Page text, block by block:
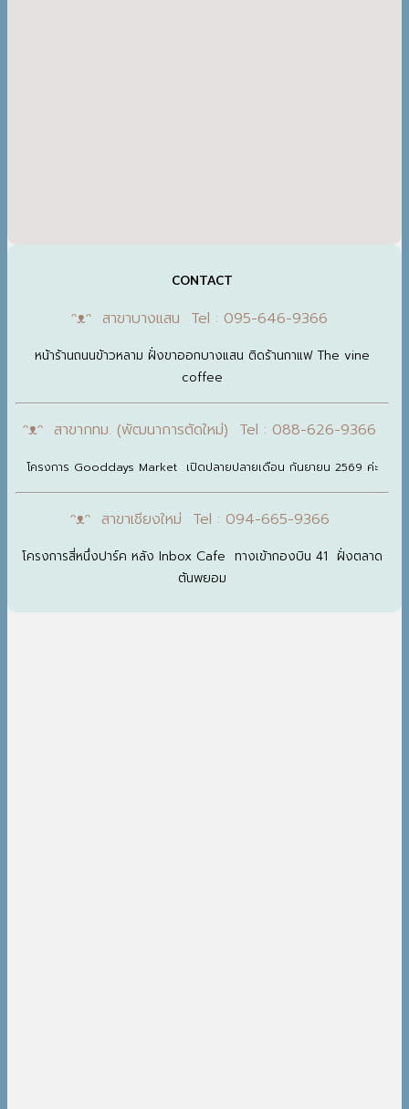
CONTACT
ᵔᴥᵔ สาขาบางแสน Tel : 095-646-9366
หน้าร้านถนนข้าวหลาม ฝั่งขาออกบางแสน ติดร้านกาแฟ The vine
coffee
ᵔᴥᵔ สาขากทม. (พัฒนาการตัดใหม่) Tel : 088-626-9366
โครงการ Gooddays Market เปิดปลายปลายเดือน กันยายน 2569 ค่ะ
ᵔᴥᵔ สาขาเชียงใหม่ Tel : 094-665-9366
โครงการสี่หนึ่งปาร์ค หลัง Inbox Cafe ทางเข้ากองบิน 41 ฝั่งตลาด
ต้นพยอม